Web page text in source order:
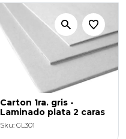
Carton 1ra. gris -
Laminado plata 2 caras
Sku: GL301